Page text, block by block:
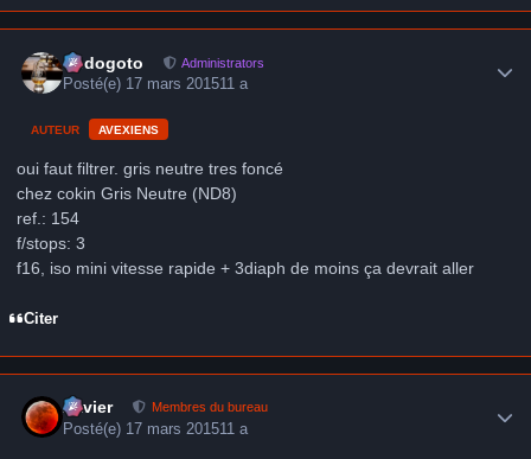
frédogoto Administrators
Posté(e) 17 mars 201511 a
AUTEUR AVEXIENS
oui faut filtrer. gris neutre tres foncé
chez cokin Gris Neutre (ND8)
ref.: 154
f/stops: 3
f16, iso mini vitesse rapide + 3diaph de moins ça devrait aller
Citer
Xavier Membres du bureau
Posté(e) 17 mars 201511 a